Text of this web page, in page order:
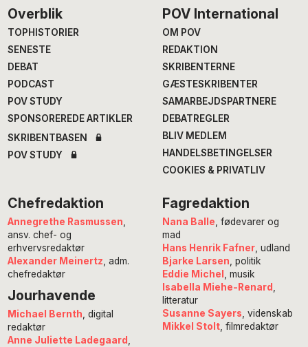
Footer
Overblik
TOPHISTORIER
SENESTE
DEBAT
PODCAST
POV STUDY
SPONSOREREDE ARTIKLER
SKRIBENTBASEN
POV STUDY
POV International
OM POV
REDAKTION
SKRIBENTERNE
GÆSTESKRIBENTER
SAMARBEJDSPARTNERE
DEBATREGLER
BLIV MEDLEM
HANDELSBETINGELSER
COOKIES & PRIVATLIV
Chefredaktion
Annegrethe Rasmussen
ansv. chef- og
erhvervsredaktør
Alexander Meinertz , adm.
chefredaktør
Jourhavende
Michael Bernth , digital
redaktør
Anne Juliette Ladegaard
Fagredaktion
Nana Balle , fødevarer og
mad
Hans Henrik Fafner, udland
Bjarke Larsen , politik
Eddie Michel
, musik
Isabella Miehe-Renard
litteratur
Susanne Sayers , videnskab
Mikkel Stolt, filmredaktør